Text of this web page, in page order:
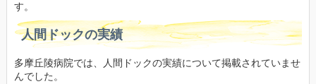
す。
人間ドックの実績
多摩丘陵病院では、人間ドックの実績について掲載されていませ
んでした。